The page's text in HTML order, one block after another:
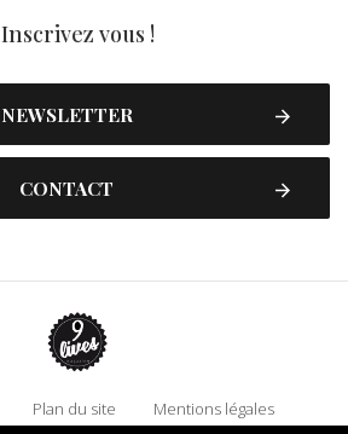
Inscrivez vous !
NEWSLETTER
CONTACT
Plan du site Mentions légales